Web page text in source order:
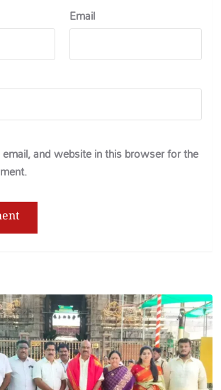
Email
and website in this browser for the